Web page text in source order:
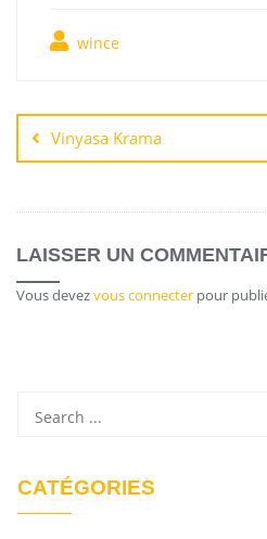
wince
Vinyasa Krama
LAISSER UN
Vous devezvous connecter pour
CATÉGORIES